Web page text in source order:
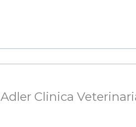
Adler Clinica